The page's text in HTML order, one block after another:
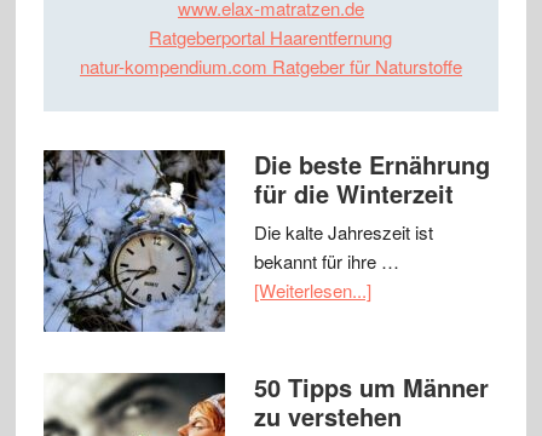
www.elax-matratzen.de
Ratgeberportal Haarentfernung
natur-kompendium.com Ratgeber für Naturstoffe
Die beste Ernährung
für die Winterzeit
Die kalte Jahreszeit ist
bekannt für ihre …
[Weiterlesen...]
50 Tipps um Männer
zu verstehen